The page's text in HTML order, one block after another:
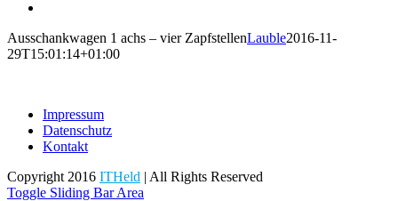
Ausschankwagen 1 achs – vier ZapfstellenLauble2016-11-
29T15:01:14+01:00
Impressum
Datenschutz
Kontakt
Copyright 2016 ITHeld | All Rights Reserved
Toggle Sliding Bar Area